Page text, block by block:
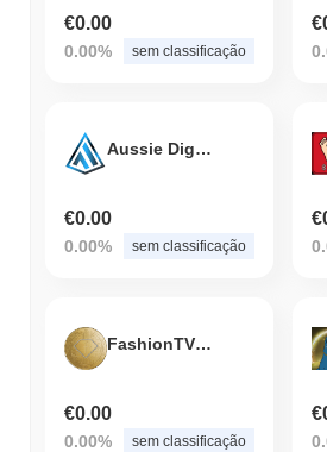
€0.00
0.00% sem classificação
Aussie Digital
€0.00
0.00% sem classificação
FashionTV Token
€0.00
0.00% sem classificação